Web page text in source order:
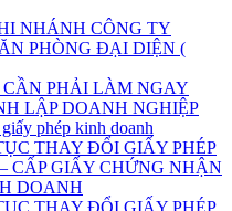
NHÁNH CÔNG TY
PHÒNG ĐẠI DIỆN (
PHẢI LÀM NGAY
LẬP DOANH NGHIỆP
phép kinh doanh
THAY ĐỔI GIẤY PHÉP
CẤP GIẤY CHỨNG NHẬN
DOANH